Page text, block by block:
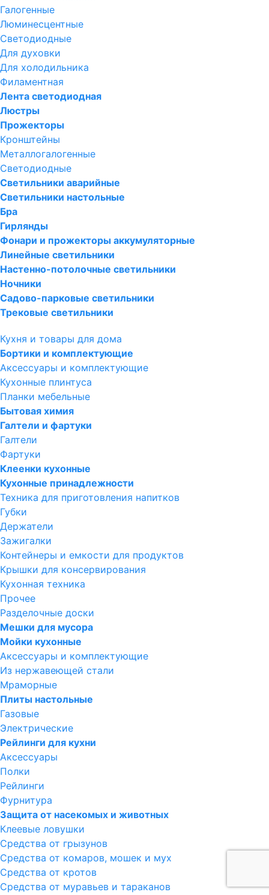
Галогенные
Люминесцентные
Светодиодные
Для духовки
Для холодильника
Филаментная
Лента светодиодная
Люстры
Прожекторы
Кронштейны
Металлогалогенные
Светодиодные
Светильники аварийные
Светильники настольные
Бра
Гирлянды
Фонари и прожекторы аккумуляторные
Линейные светильники
Настенно-потолочные светильники
Ночники
Садово-парковые светильники
Трековые светильники
Кухня и товары для дома
Бортики и комплектующие
Аксессуары и комплектующие
Кухонные плинтуса
Планки мебельные
Бытовая химия
Галтели и фартуки
Галтели
Фартуки
Клеенки кухонные
Кухонные принадлежности
Техника для приготовления напитков
Губки
Держатели
Зажигалки
Контейнеры и емкости для продуктов
Крышки для консервирования
Кухонная техника
Прочее
Разделочные доски
Мешки для мусора
Мойки кухонные
Аксессуары и комплектующие
Из нержавеющей стали
Мраморные
Плиты настольные
Газовые
Электрические
Рейлинги для кухни
Аксессуары
Полки
Рейлинги
Фурнитура
Защита от насекомых и животных
Клеевые ловушки
Средства от грызунов
Средства от комаров, мошек и мух
Средства от кротов
Средства от муравьев и тараканов